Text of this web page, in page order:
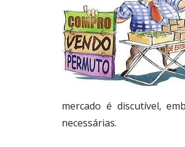
mercado é discutível,
necessárias.